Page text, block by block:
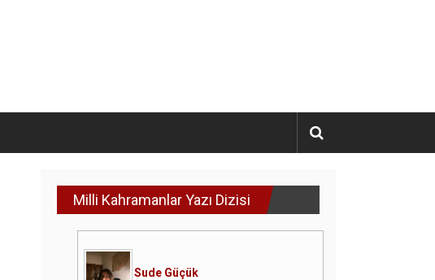
Milli Kahramanlar Yazı Dizisi
Sude Güçük